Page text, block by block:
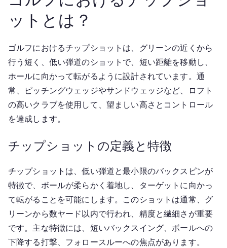
ットとは？
ゴルフにおけるチップショットは、グリーンの近くから
行う短く、低い弾道のショットで、短い距離を移動し、
ホールに向かって転がるように設計されています。通
常、ピッチングウェッジやサンドウェッジなど、ロフト
の高いクラブを使用して、望ましい高さとコントロール
を達成します。
チップショットの定義と特徴
チップショットは、低い弾道と最小限のバックスピンが
特徴で、ボールが柔らかく着地し、ターゲットに向かっ
て転がることを可能にします。このショットは通常、グ
リーンから数ヤード以内で行われ、精度と繊細さが重要
です。主な特徴には、短いバックスイング、ボールへの
下降する打撃、フォロースルーへの焦点があります。